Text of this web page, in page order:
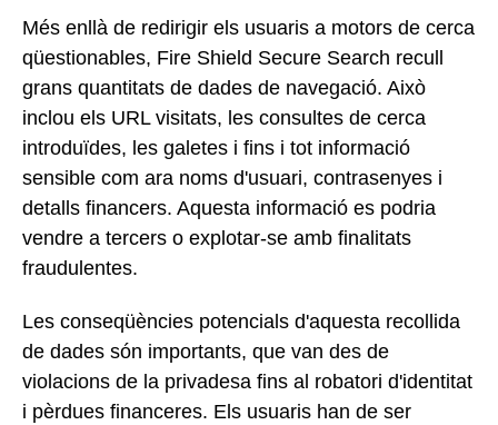
Més enllà de redirigir els usuaris a motors de cerca
qüestionables, Fire Shield Secure Search recull
grans quantitats de dades de navegació. Això
inclou els URL visitats, les consultes de cerca
introduïdes, les galetes i fins i tot informació
sensible com ara noms d'usuari, contrasenyes i
detalls financers. Aquesta informació es podria
vendre a tercers o explotar-se amb finalitats
fraudulentes.
Les conseqüències potencials d'aquesta recollida
de dades són importants, que van des de
violacions de la privadesa fins al robatori d'identitat
i pèrdues financeres. Els usuaris han de ser